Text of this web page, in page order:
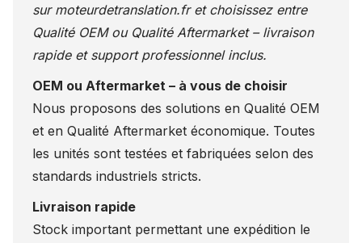
sur moteurdetranslation.fret choisissez entre
Qualité OEM ou Qualité Aftermarket – livraison
rapide et support professionnel inclus.
OEM ou Aftermarket – à vous de choisir
Nous proposons des solutions en Qualité OEM
et en Qualité Aftermarket économique. Toutes
les unités sont testées et fabriquées selon des
standards industriels stricts.
Livraison rapide
Stock important permettant une expédition le